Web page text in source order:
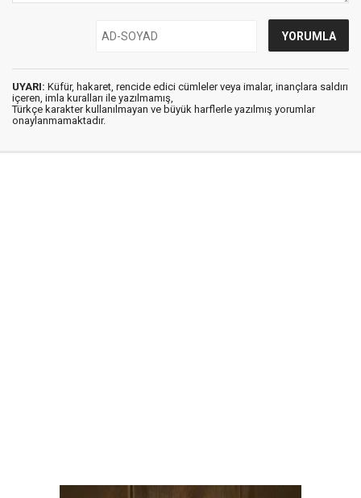
UYARI: Küfür, hakaret, rencide edici cümleler veya imalar, inançlara saldırı
içeren, imla kuralları ile yazılmamış,
Türkçe karakter kullanılmayan ve büyük harflerle yazılmış yorumlar
onaylanmamaktadır.